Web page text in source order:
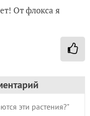
От флокса я